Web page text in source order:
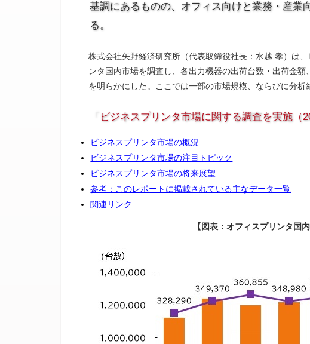
基調にあるものの、オフィス向けと業務・産業
る。
株式会社矢野経済研究所（代表取締役社長：水越 孝）は
ンタ国内市場を調査し、各出力機器の出荷台数・出荷金
を明らかにした。ここでは一部の市場規模、ならびに分析
「ビジネスプリンタ市場に関する調査を実施（
ビジネスプリンタ市場の概況
ビジネスプリンタ市場の注目トピック
ビジネスプリンタ市場の将来展望
参考：このレポートに掲載されている主なデータ一覧
関連リンク
【図表：オフィスプリンタ国